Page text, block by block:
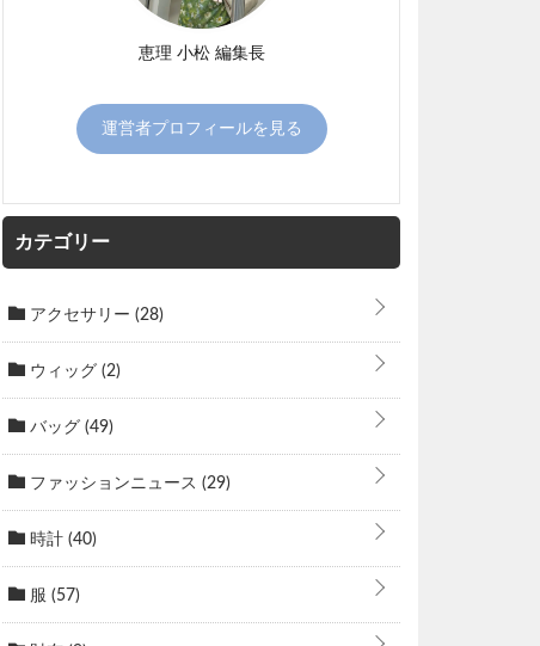
恵理 小松 編集長
運営者プロフィールを見る
カテゴリー
アクセサリー (28)
ウィッグ (2)
バッグ (49)
ファッションニュース (29)
時計 (40)
服 (57)